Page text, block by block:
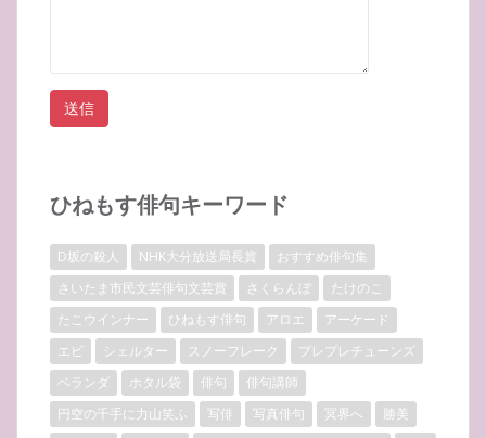
ひねもす俳句キーワード
D坂の殺人 NHK大分放送局長賞
おすすめ俳句集
さいたま市民文芸俳句文芸賞
さくらんぼ
たけのこ
たこウインナー
ひねもす俳句 アロエ
アーケード
エビ
シェルター スノーフレーク
プレプレチューンズ
ベランダ
ホタル袋 俳句
俳句講師
円空の千手に力山笑ふ
写俳 写真俳句 冥界へ
勝美